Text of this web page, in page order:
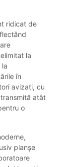
ridicat de
la
în
avizați, cu
atât
o
planșe